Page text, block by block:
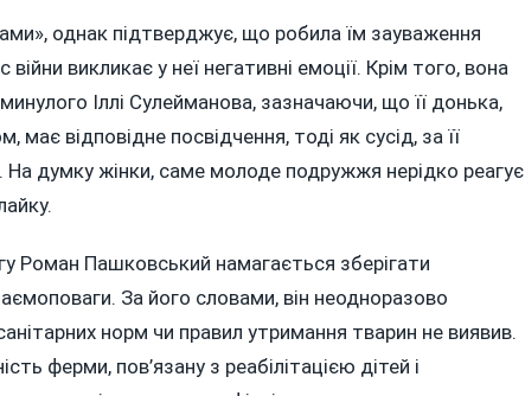
однак підтверджує, що робила їм зауваження
викликає у неї негативні емоції. Крім того, вона
Іллі Сулейманова, зазначаючи, що її донька,
відповідне посвідчення, тоді як сусід, за її
На думку жінки, саме молоде подружжя нерідко реагує
Роман Пашковський намагається зберігати
За його словами, він неодноразово
норм чи правил утримання тварин не виявив.
ферми, пов’язану з реабілітацією дітей і